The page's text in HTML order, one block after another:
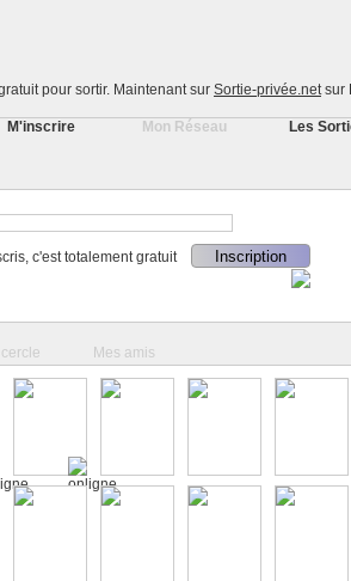
pour sortir. Maintenant sur Sortie-privée.netsur
M'inscrire Mon Réseau Les
c'est totalement gratuit
Mes amis